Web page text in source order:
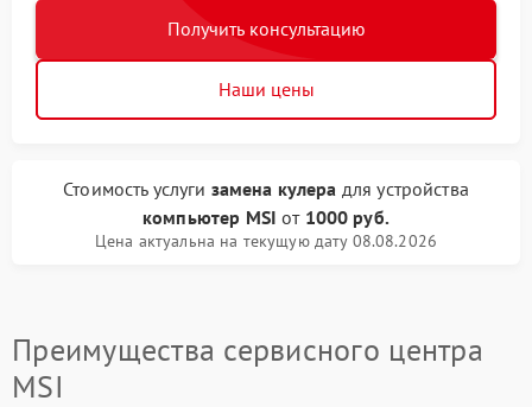
Получить консультацию
Наши цены
Стоимость услуги замена кулера для устройства
компьютер MSI от 1000 руб.
Цена актуальна на текущую дату 08.08.2026
Преимущества сервисного центра
MSI